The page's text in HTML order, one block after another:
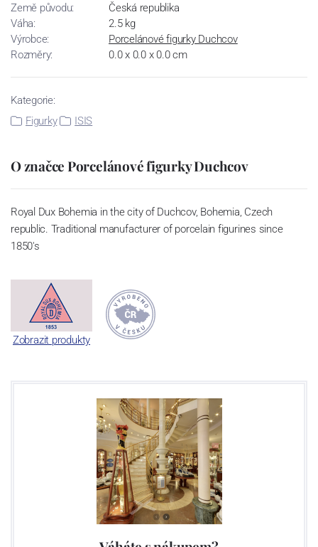
Země původu:
Česká republika
Váha:
2.5 kg
Výrobce:
Porcelánové figurky Duchcov
Rozměry:
0.0 x 0.0 x 0.0 cm
Kategorie:
Figurky
ISIS
O značce Porcelánové figurky Duchcov
Royal Dux Bohemia in the city of Duchcov, Bohemia, Czech
republic. Traditional manufacturer of porcelain figurines since
1850's
Zobrazit produkty